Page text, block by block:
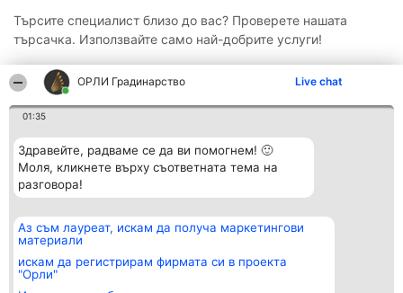
ОРЛИ Градинарство Live chat
01:35
Здравейте, радваме се да ви помогнем! 🙂
Моля, кликнете върху съответната тема на
разговора!
Аз съм лауреат, искам да получа маркетингови
материали
искам да регистрирам фирмата си в проекта
"Орли"
Търсите специалист близо до вас? Проверете нашата
търсачка. Използвайте само най-добрите услуги!
Организатор на
класиране
BulevardulAleea Timișul De
Sus Nr. 2, Bl. A30, Sc. A, Et.
Класация
всички
Контакти